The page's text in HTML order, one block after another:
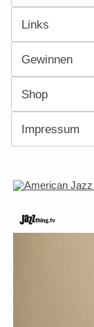
Links
Gewinnen
Shop
Impressum